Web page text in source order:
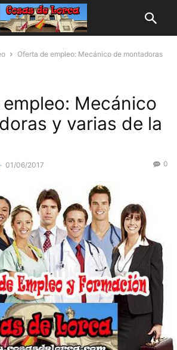
Oferta de empleo: Mecánico de montadoras
Mecánico
y varias de la
- 01/06/2017 0